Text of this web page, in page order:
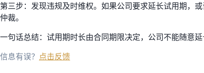
第三步：发现违规及时维权。如果公司要求延长试用期，
仲裁。
一句话总结：试用期时长由合同期限决定，公司不能随意
信息有误？ 点击反馈